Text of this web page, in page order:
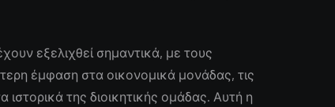
εξελιχθεί σημαντικά, με τους
έμφαση στα οικονομικά μονάδας, τις
ιστορικά της διοικητικής ομάδας. Αυτή η